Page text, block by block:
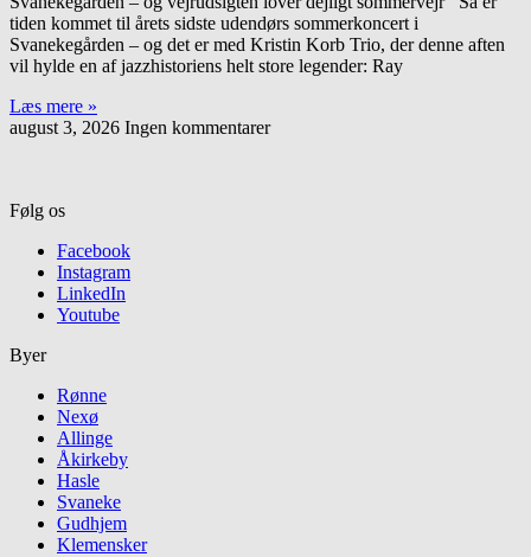
tiden kommet til årets sidste udendørs sommerkoncert i
Svanekegården – og det er med Kristin Korb Trio, der denne aften
vil hylde en af jazzhistoriens helt store legender: Ray
Læs mere »
august 3, 2026 Ingen kommentarer
Følg os
Facebook
Instagram
LinkedIn
Youtube
Byer
Rønne
Nexø
Allinge
Åkirkeby
Hasle
Svaneke
Gudhjem
Klemensker